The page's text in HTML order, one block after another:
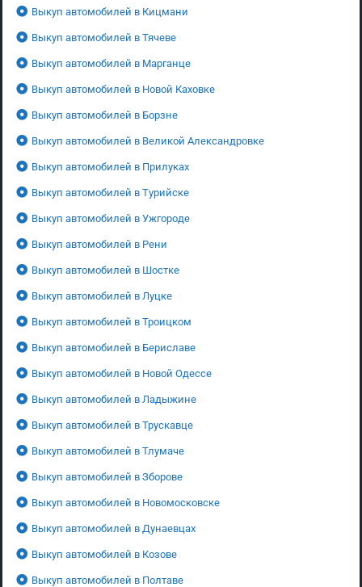
Выкуп автомобилей в Кицмани
Выкуп автомобилей в Тячеве
Выкуп автомобилей в Марганце
Выкуп автомобилей в Новой Каховке
Выкуп автомобилей в Борзне
Выкуп автомобилей в Великой Александровке
Выкуп автомобилей в Прилуках
Выкуп автомобилей в Турийске
Выкуп автомобилей в Ужгороде
Выкуп автомобилей в Рени
Выкуп автомобилей в Шостке
Выкуп автомобилей в Луцке
Выкуп автомобилей в Троицком
Выкуп автомобилей в Бериславе
Выкуп автомобилей в Новой Одессе
Выкуп автомобилей в Ладыжине
Выкуп автомобилей в Трускавце
Выкуп автомобилей в Тлумаче
Выкуп автомобилей в Зборове
Выкуп автомобилей в Новомосковске
Выкуп автомобилей в Дунаевцах
Выкуп автомобилей в Козове
Выкуп автомобилей в Полтаве